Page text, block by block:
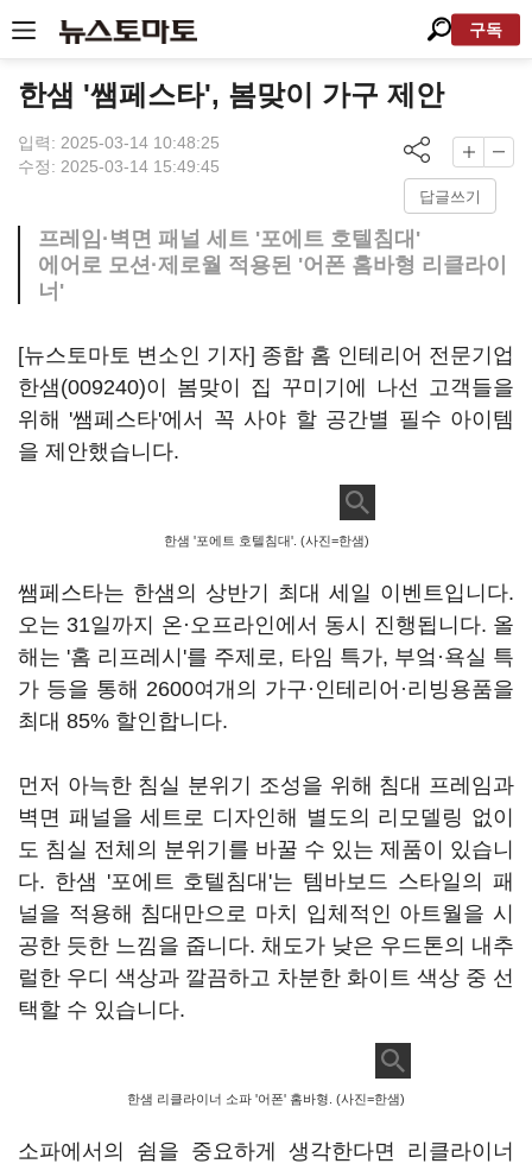
구독
한샘 '쌤페스타', 봄맞이 가구 제안
입력: 2025-03-14 10:48:25
수정: 2025-03-14 15:49:45
답글쓰기
프레임·벽면 패널 세트 '포에트 호텔침대'
에어로 모션·제로월 적용된 '어폰 홈바형 리클라이
너'
[뉴스토마토 변소인 기자] 종합 홈 인테리어 전문기업
한샘(009240)이 봄맞이 집 꾸미기에 나선 고객들을
위해 '쌤페스타'에서 꼭 사야 할 공간별 필수 아이템
을 제안했습니다.
한샘 '포에트 호텔침대'. (사진=한샘)
쌤페스타는 한샘의 상반기 최대 세일 이벤트입니다.
오는 31일까지 온·오프라인에서 동시 진행됩니다. 올
해는 '홈 리프레시'를 주제로, 타임 특가, 부엌·욕실 특
가 등을 통해 2600여개의 가구·인테리어·리빙용품을
최대 85% 할인합니다.
먼저 아늑한 침실 분위기 조성을 위해 침대 프레임과
벽면 패널을 세트로 디자인해 별도의 리모델링 없이
도 침실 전체의 분위기를 바꿀 수 있는 제품이 있습니
다. 한샘 '포에트 호텔침대'는 템바보드 스타일의 패
널을 적용해 침대만으로 마치 입체적인 아트월을 시
공한 듯한 느낌을 줍니다. 채도가 낮은 우드톤의 내추
럴한 우디 색상과 깔끔하고 차분한 화이트 색상 중 선
택할 수 있습니다.
한샘 리클라이너 소파 '어폰' 홈바형. (사진=한샘)
소파에서의 쉼을 중요하게 생각한다면 리클라이너